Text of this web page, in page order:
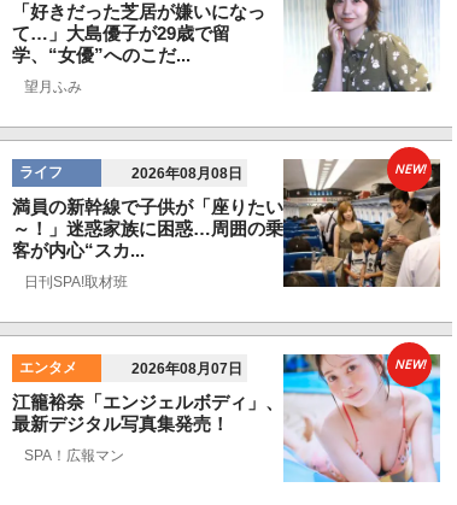
「好きだった芝居が嫌いになっ
て…」大島優子が29歳で留
学、“女優”へのこだ...
望月ふみ
ライフ 2026年08月08日
満員の新幹線で子供が「座りたい
～！」迷惑家族に困惑…周囲の乗
客が内心“スカ...
日刊SPA!取材班
NEW!
エンタメ 2026年08月07日
江籠裕奈「エンジェルボディ」、
最新デジタル写真集発売！
SPA！広報マン
NEW!